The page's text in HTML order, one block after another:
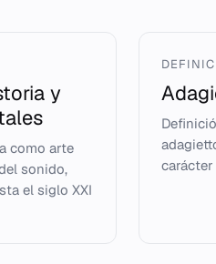
y
como arte
sonido,
el siglo XXI
carácter